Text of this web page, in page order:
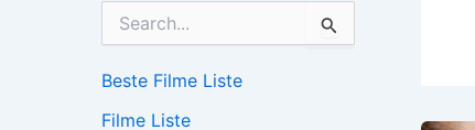
h
n
Beste Filme Liste
Filme Liste